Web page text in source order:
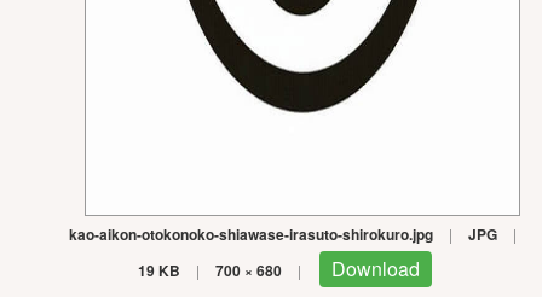
kao-aikon-otokonoko-shiawase-irasuto-shirokuro.jpg | JPG |
19 KB | 700 × 680 | Download